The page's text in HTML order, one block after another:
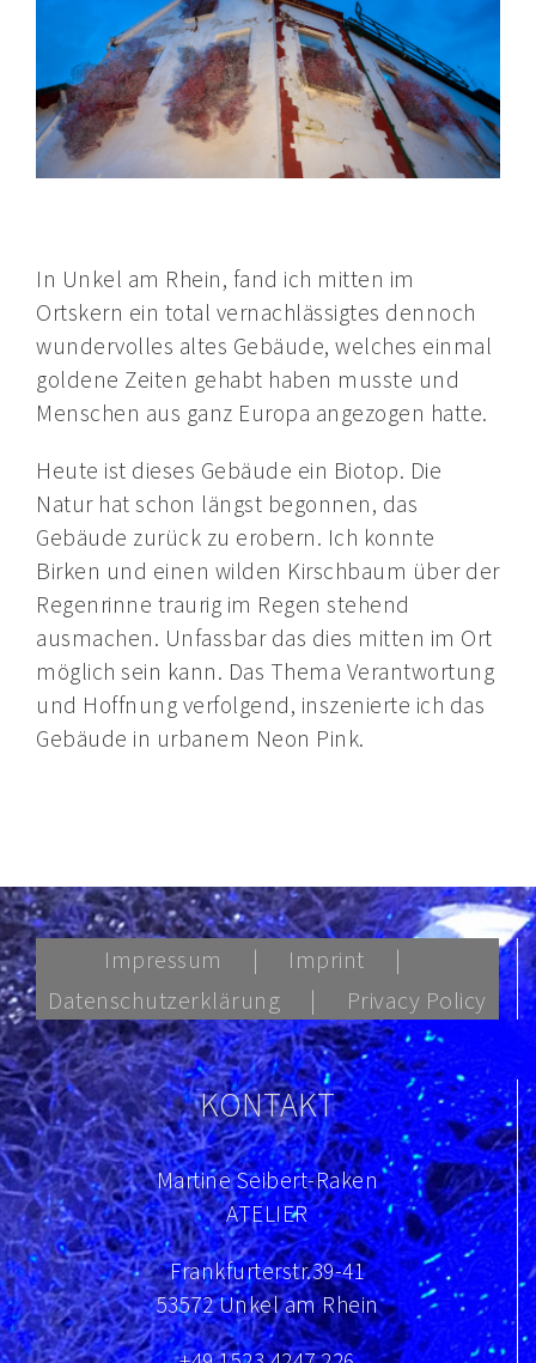
In Unkel am Rhein, fand ich mitten im
Ortskern ein total vernachlässigtes dennoch
wundervolles altes Gebäude, welches einmal
goldene Zeiten gehabt haben musste und
Menschen aus ganz Europa angezogen hatte.
Heute ist dieses Gebäude ein Biotop. Die
Natur hat schon längst begonnen, das
Gebäude zurück zu erobern. Ich konnte
Birken und einen wilden Kirschbaum über der
Regenrinne traurig im Regen stehend
ausmachen. Unfassbar das dies mitten im Ort
möglich sein kann. Das Thema Verantwortung
und Hoffnung verfolgend, inszenierte ich das
Gebäude in urbanem Neon Pink.
Impressum
Imprint
Datenschutzerklärung
Privacy Policy
KONTAKT
Martine Seibert-Raken
ATELIER
Frankfurterstr.39-41
53572 Unkel am Rhein